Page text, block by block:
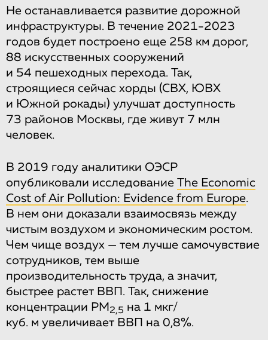
Не останавливается развитие дорожной
инфраструктуры. В течение 2021-2023
годов будет построено еще 258 км дорог,
88 искусственных сооружений
и 54 пешеходных перехода. Так,
строящиеся сейчас хорды (СВХ, ЮВХ
и Южной рокады) улучшат доступность
73 районов Москвы, где живут 7 млн
человек.
В 2019 году аналитики ОЭСР
опубликовали исследование The Economic
Cost of Air Pollution: Evidence from Europe.
В нем они доказали взаимосвязь между
чистым воздухом и экономическим ростом.
Чем чище воздух — тем лучше самочувствие
сотрудников, тем выше
производительность труда, а значит,
быстрее растет ВВП. Так, снижение
концентрации PM 2,5 на 1 мкг/
куб. м увеличивает ВВП на 0,8%.